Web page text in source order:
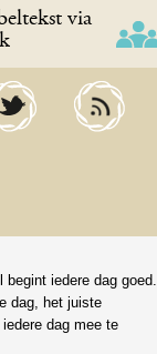
via
begint iedere dag goed.
dag, het juiste
dag mee te